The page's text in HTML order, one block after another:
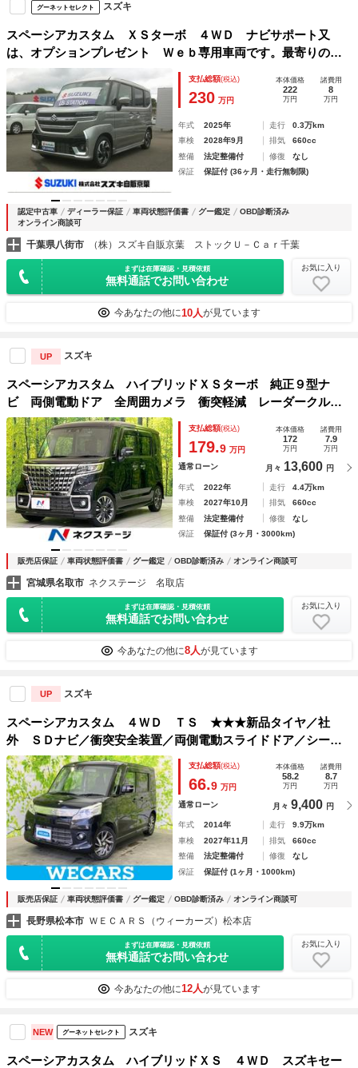
グーネットセレクト スズキ
スペーシアカスタム ＸＳターボ ４ＷＤ ナビサポート又
は、オプションプレゼント Ｗｅｂ専用車両です。最寄りの当
社の店舗へ回送が出来ます。輸送費用のご負担は発生しませ
ん。全方位モニター付メモリーナビゲーション スズキコネク
ト対応通信機装着車 プッシュスタート オートエアコン Ｅ
ＴＣ
支払総額(税込)
230 万円
本体価格
222
万円
諸費用
8
万円
年式 2025年 走行
0.3万km
車検
2028年9月 排気
660cc
整備
法定整備付 修復
なし
保証
保証付 (36ヶ月・走行無制限)
認定中古車 ディーラー保証 車両状態評価書 グー鑑定
OBD診断済み
オンライン商談可
千葉県八街市 （株）スズキ自販京葉 ストックＵ－Ｃａｒ千葉
まずは在庫確認・見積依頼
無料通話でお問い合わせ
お気に入り
今あなたの他に10人が見ています
UP スズキ
スペーシアカスタム ハイブリッドＸＳターボ 純正９型ナ
ビ 両側電動ドア 全周囲カメラ 衝突軽減 レーダークルー
ズ 車線逸脱警報 誤発進抑制機能 ハーフレザーシート シ
ートヒーター コーナーセンサー ヘッドアップディスプレ
イ スマートキー
支払総額(税込)
179.9 万円
本体価格
172
万円
諸費用
7.9
万円
通常ローン 月々 13,600 円
年式 2022年 走行
4.4万km
車検
2027年10月 排気
660cc
整備
法定整備付 修復
なし
保証
保証付 (3ヶ月・3000km)
販売店保証 車両状態評価書 グー鑑定 OBD診断済み オンライン商談可
宮城県名取市 ネクステージ 名取店
まずは在庫確認・見積依頼
無料通話でお問い合わせ
お気に入り
今あなたの他に8人が見ています
UP スズキ
スペーシアカスタム ４ＷＤ ＴＳ ★★★新品タイヤ／社
外 ＳＤナビ／衝突安全装置／両側電動スライドドア／シート
ヒーター 運転席／ＥＴＣ／ＡＢＳ／横滑り防止装置／アイド
リングストップ／バックモニター／ワンセグＴＶ／エアバッ
グ 運転席
支払総額(税込)
66.9 万円
本体価格
58.2
万円
諸費用
8.7
万円
通常ローン 月々 9,400 円
年式 2014年 走行
9.9万km
車検
2027年11月 排気
660cc
整備
法定整備付 修復
なし
保証
保証付 (1ヶ月・1000km)
販売店保証 車両状態評価書 グー鑑定 OBD診断済み オンライン商談可
長野県松本市 ＷＥＣＡＲＳ（ウィーカーズ）松本店
まずは在庫確認・見積依頼
無料通話でお問い合わせ
お気に入り
今あなたの他に12人が見ています
NEW グーネットセレクト スズキ
スペーシアカスタム ハイブリッドＸＳ ４ＷＤ スズキセー